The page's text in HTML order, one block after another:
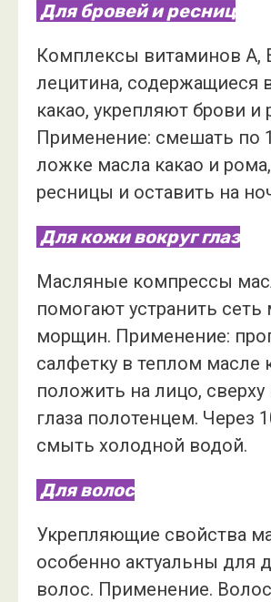
Для бровей и ресниц
Комплексы витаминов А,
лецитина, содержащиеся
какао, укрепляют брови и
Применение: смешать по
ложке масла какао и
ресницы и оставить на
Для кожи вокруг глаз
Масляные компрессы
помогают устранить сеть
морщин. Применение:
салфетку в теплом масле
положить на лицо, сверху
глаза полотенцем. Через
смыть холодной водой.
Для волос
Укрепляющие свойства
особенно актуальны для
волос. Применение.